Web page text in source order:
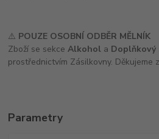
⚠️ POUZE OSOBNÍ ODBĚR MĚLNÍK
Zboží se sekceAlkohol a
prostřednictvím Zásilkovny. Děkujeme
Parametry